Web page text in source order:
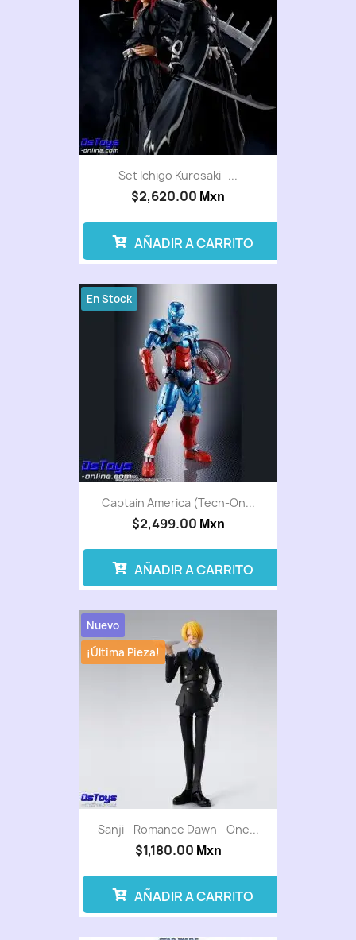
Set Ichigo Kurosaki -...
$2,620.00 Mxn
AÑADIR A CARRITO
Captain America (Tech-On...
$2,499.00 Mxn
En Stock
AÑADIR A CARRITO
Sanji - Romance Dawn - One...
$1,180.00 Mxn
Nuevo
¡Última Pieza!
AÑADIR A CARRITO